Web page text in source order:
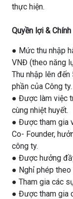
thực hiện.
Quyền lợi & Chính
● Mức thu nhập
VNĐ (theo năng
Thu nhập lên
phần của Công ty.
● Được làm việc
cùng nhiệt huyết.
● Được tham gia
Co- Founder,
công ty.
● Được hưởng
● Nghỉ phép theo
● Tham gia các
● Được tham gia